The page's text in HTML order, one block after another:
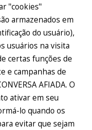
"cookies"
armazenados em
do usuário),
usuários na visita
certas funções de
e campanhas de
AFIADA. O
ativar em seu
lo quando os
evitar que sejam